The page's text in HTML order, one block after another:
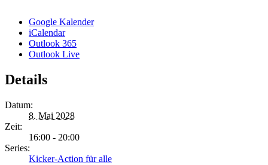
Google Kalender
iCalendar
Outlook 365
Outlook Live
Details
Datum:
8. Mai 2028
Zeit:
16:00 - 20:00
Series:
Kicker-Action für alle